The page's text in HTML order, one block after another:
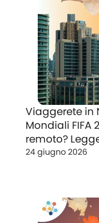
Viaggerete in
Mondiali
remoto?
24 giugno 2026